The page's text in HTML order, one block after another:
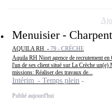
Menuisier -
AQUILA RH - 79 - CRÈCHE
Aquila RH Niort agence de recrutement
l'un de ses client situé sur La Crèche
missions: Réaliser des travaux de...
Intérim - Temps plein
Publié aujourd'hui